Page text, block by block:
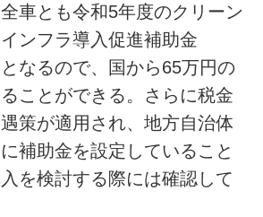
車とも令和5年度のクリーン
ンフラ導入促進補助金
となるので、国から65万円の
ことができる。さらに税金
策が適用され、地方自治体
補助金を設定していること
を検討する際には確認して